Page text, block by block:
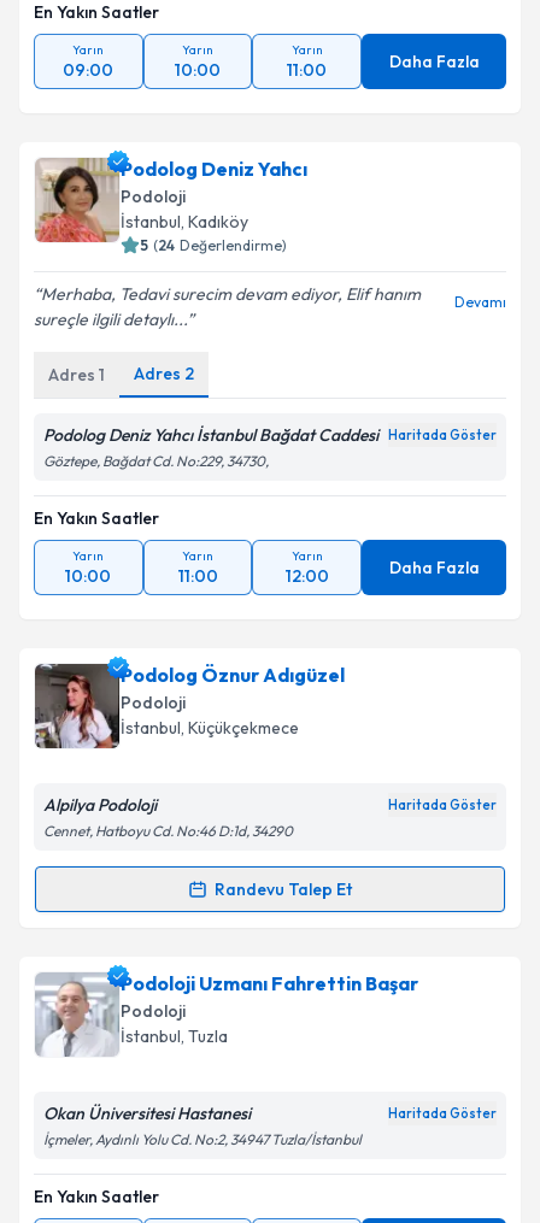
En Yakın Saatler
Yarın
09:00
Yarın
10:00
Yarın
11:00 Daha Fazla
Podolog Deniz Yahcı
Podoloji
İstanbul, Kadıköy
5 (24 Değerlendirme)
Merhaba, Tedavi surecim devam ediyor, Elif hanım
sureçle ilgili detaylı...
Devamı
Adres 1 Adres 2
Podolog Deniz Yahcı İstanbul Bağdat Caddesi Haritada Göster
Göztepe, Bağdat Cd. No:229, 34730,
En Yakın Saatler
Yarın
10:00
Yarın
11:00
Yarın
12:00 Daha Fazla
Podolog Öznur Adıgüzel
Podoloji
İstanbul, Küçükçekmece
Alpilya Podoloji Haritada Göster
Cennet, Hatboyu Cd. No:46 D:1d, 34290
Randevu Talep Et
Randevu Takvimi Talebi
Podolog Öznur Adıgüzeliçin randevu takvimi talebi
oluşturun. Size bu uzmandan randevu almanız için bir
takvim hazırlandığında e-posta ile bilgilendireceğiz.
Kişisel verilerimin işlenmesine ilişkin
Podoloji Uzmanı Fahrettin Başar
Podoloji
İstanbul, Tuzla
Okan Üniversitesi Hastanesi Haritada Göster
İçmeler, Aydınlı Yolu Cd. No:2, 34947 Tuzla/İstanbul
En Yakın Saatler